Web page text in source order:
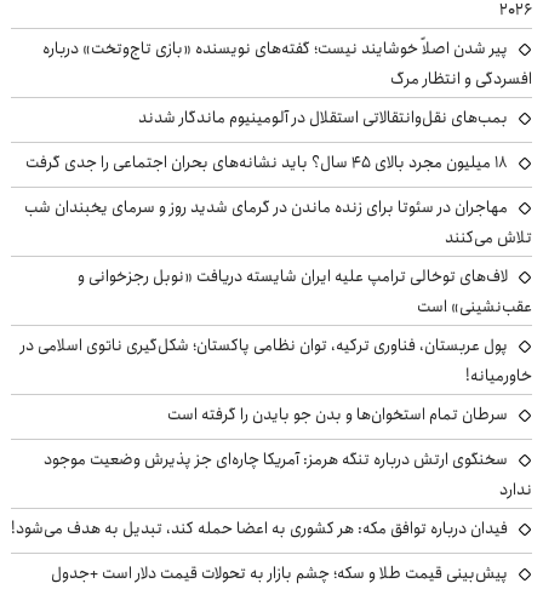
۲۰۲۶
پیر شدن اصلاً خوشایند نیست؛ گفته‌های نویسنده «بازی تاج‌وتخت» درباره
افسردگی و انتظار مرگ
بمب‌های نقل‌وانتقالاتی استقلال در آلومینیوم ماندگار شدند
۱۸ میلیون مجرد بالای ۴۵ سال؟ باید نشانه‌های بحران اجتماعی را جدی گرفت
مهاجران در سئوتا برای زنده ماندن در گرمای شدید روز و سرمای یخبندان شب
تلاش می‌کنند
لاف‌های توخالی ترامپ علیه ایران شایسته دریافت «نوبل رجزخوانی و
عقب‌نشینی» است
پول عربستان، فناوری ترکیه، توان نظامی پاکستان؛ شکل‌گیری ناتوی اسلامی در
خاورمیانه!
سرطان تمام استخوان‌ها و بدن جو بایدن را گرفته است
سخنگوی ارتش درباره تنگه هرمز: آمریکا چاره‌ای جز پذیرش وضعیت موجود
ندارد
فیدان درباره توافق مکه: هر کشوری به اعضا حمله کند، تبدیل به هدف می‌شود!
پیش‌بینی قیمت طلا و سکه؛ چشم بازار به تحولات قیمت دلار است +جدول